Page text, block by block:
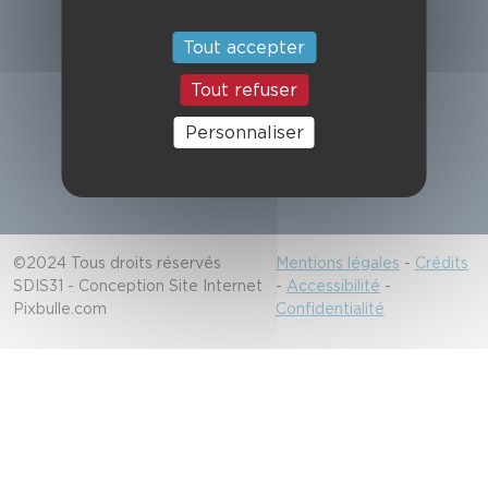
Alerter les secours
18/112
©2024 Tous droits réservés
SDIS31 - Conception Site Internet
Pixbulle.com
Mentions légales - Crédits
- Accessibilité -
Confidentialité
Tout accepter
Tout refuser
Personnaliser